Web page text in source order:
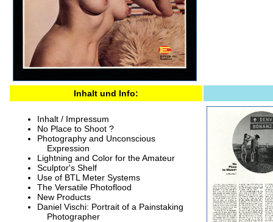
Inhalt und Info:
Inhalt / Impressum
No Place to Shoot ?
Photography and Unconscious
Expression
Lightning and Color for the Amateur
Sculptor's Shelf
Use of BTL Meter Systems
The Versatile Photoflood
New Products
Daniel Vischi: Portrait of a Painstaking
Photographer